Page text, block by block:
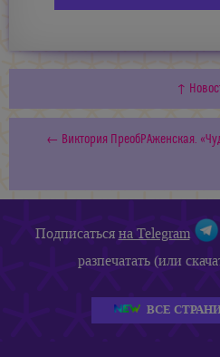
↑
← Виктория ПреобРАженская.
Подписатьсяна Telegram
разпечатать (или
ВСЕ